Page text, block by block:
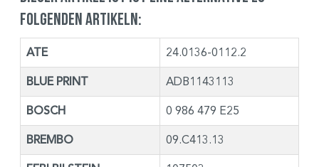
folgenden Artikeln:
ATE 24.0136-0112.2
BLUE PRINT ADB1143113
BOSCH 0 986 479 E25
BREMBO 09.C413.13